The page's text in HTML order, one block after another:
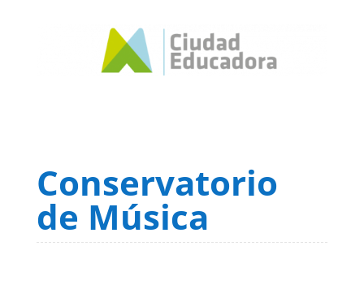
Conservatorio
de Música